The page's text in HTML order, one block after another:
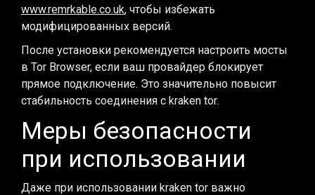
www.remrkable.co.uk, чтобы избежать
модифицированных версий.
После установки рекомендуется настроить мосты
в Tor Browser, если ваш провайдер блокирует
прямое подключение. Это значительно повысит
стабильность соединения с kraken tor.
Меры безопасности
при использовании
Даже при использовании kraken tor важно